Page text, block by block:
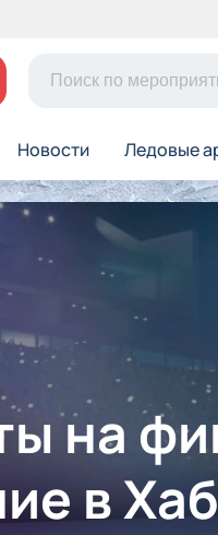
Новости Ледовые
на
в